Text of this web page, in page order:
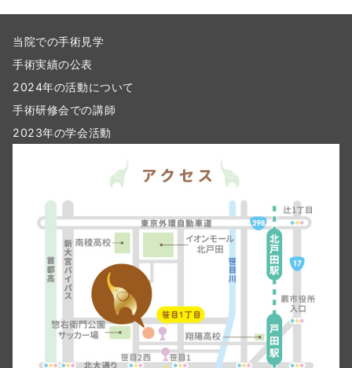
当院での手術見学
手術実績の公表
2024年の活動について
手術研修会での講師
2023年の学会活動